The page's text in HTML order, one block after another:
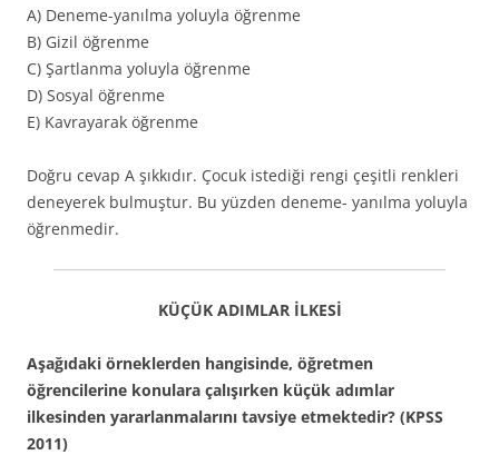
A) Deneme-yanılma yoluyla öğrenme
B) Gizil öğrenme
C) Şartlanma yoluyla öğrenme
D) Sosyal öğrenme
E) Kavrayarak öğrenme
Doğru cevap A şıkkıdır. Çocuk istediği rengi çeşitli renkleri
deneyerek bulmuştur. Bu yüzden deneme- yanılma yoluyla
öğrenmedir.
KÜÇÜK ADIMLAR İLKESİ
Aşağıdaki örneklerden hangisinde, öğretmen
öğrencilerine konulara çalışırken küçük adımlar
ilkesinden yararlanmalarını tavsiye etmektedir? (KPSS
2011)